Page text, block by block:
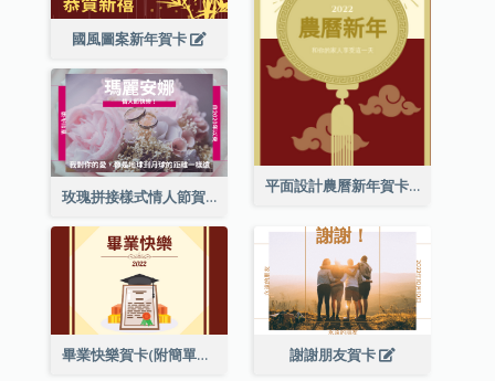
國風圖案新年賀卡
平面設計農曆新年賀卡與裝飾
玫瑰拼接樣式情人節賀卡
畢業快樂賀卡(附簡單配圖) 謝謝朋友賀卡